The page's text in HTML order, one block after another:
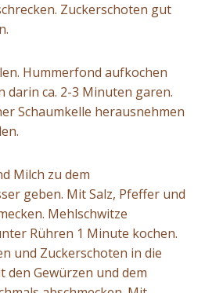
Zuckerschoten gut
Hummerfond aufkochen
darin ca. 2-3 Minuten garen.
Schaumkelle herausnehmen
Milch zu dem
geben. Mit Salz, Pfeffer und
Mehlschwitze
Rühren 1 Minute kochen.
und Zuckerschoten in die
den Gewürzen und dem